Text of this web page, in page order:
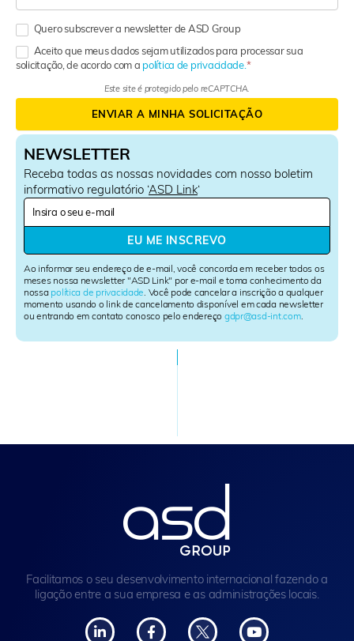
NEWSLETTER
Receba todas as nossas novidades com nosso boletim
informativo regulatório ‘ASD Link‘
N
s
l
e
t
t
e
r
Ao informar seu endereço de e-mail, você concorda em receber todos os
meses nossa newsletter "ASD Link" por e-mail e toma conhecimento da
nossa política de privacidade . Você pode cancelar a inscrição a qualquer
momento usando o link de cancelamento disponível em cada newsletter
ou entrando em contato conosco pelo endereço gdpr@asd-int.com.
EU ME INSCREVO
Quero subscrever a newsletter de ASD Group
Aceito que meus dados sejam utilizados para processar sua
solicitação, de acordo com a política de privacidade.
Este site é protegido pelo reCAPTCHA.
ENVIAR A MINHA SOLICITAÇÃO
Facilitamos o seu desenvolvimento internacional fazendo a
ligação entre a sua empresa e as administrações locais.